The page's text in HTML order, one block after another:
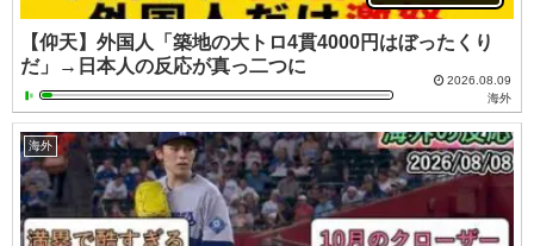
【仰天】外国人「築地の大トロ4貫4000円はぼったくり
だ」→日本人の反応が真っ二つに
2026.08.09
海外
海外